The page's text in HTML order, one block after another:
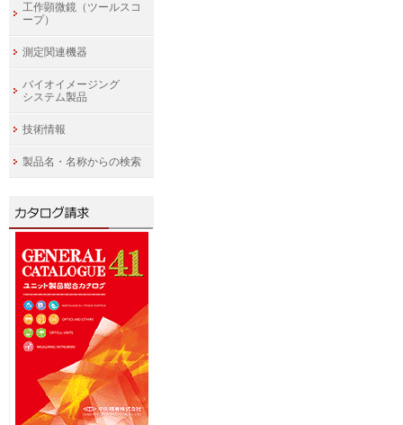
工作顕微鏡（ツールスコ
ープ）
測定関連機器
バイオイメージング
システム製品
技術情報
製品名・名称からの検索